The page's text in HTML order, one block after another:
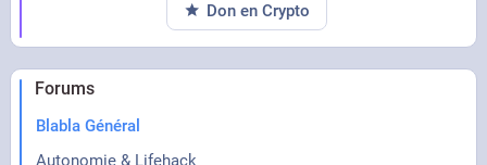
Forums
Blabla Général
Autonomie & Lifehack
Don en Crypto